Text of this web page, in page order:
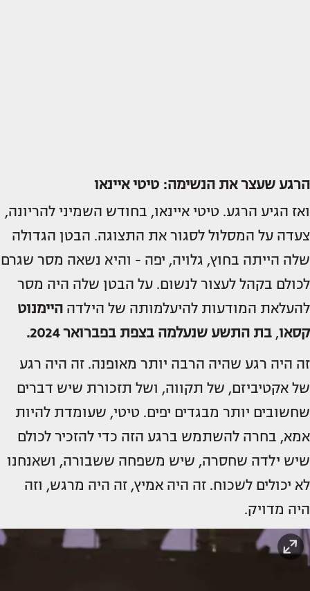
הרגע שעצר את הנשימה: טיטי איינאו
ואז הגיע הרגע. טיטי איינאו, בחודש השמיני להריונה,
צעדה על המסלול לסגור את התצוגה. הבטן הגדולה
שלה הייתה בחוץ, גלויה, יפה - והיא נשאה מסר שגרם
לכולם בקהל לעצור לנשום. על הבטן שלה היה מסר
להעלאת המודעות להיעלמותה של הילדה היימנוט
קסאו, בת התשע שנעלמה בצפת בפברואר 2024.
זה היה רגע שהיה הרבה יותר מאופנה. זה היה רגע
של אקטיביזם, של תקווה, ושל תזכורת שיש דברים
שחשובים יותר מבגדים יפים. טיטי, שעומדת להיות
אמא, בחרה להשתמש ברגע הזה כדי להזכיר לכולם
שיש ילדה שחסרה, שיש משפחה ששבורה, ושאנחנו
לא יכולים לשכוח. זה היה אמיץ, זה היה מרגש, וזה
היה מדויק.